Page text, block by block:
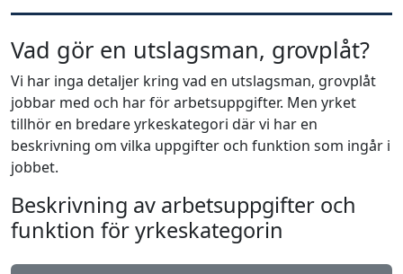
Vad gör en utslagsman, grovplåt?
Vi har inga detaljer kring vad en utslagsman, grovplåt
jobbar med och har för arbetsuppgifter. Men yrket
tillhör en bredare yrkeskategori där vi har en
beskrivning om vilka uppgifter och funktion som ingår i
jobbet.
Beskrivning av arbetsuppgifter och
funktion för yrkeskategorin